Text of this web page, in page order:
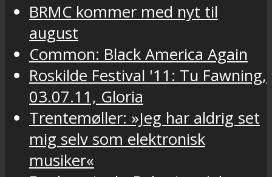
BRMC kommer med nyt til
august
Common: Black America Again
Roskilde Festival '11: Tu Fawning,
03.07.11, Gloria
Trentemøller: »Jeg har aldrig set
mig selv som elektronisk
musiker«